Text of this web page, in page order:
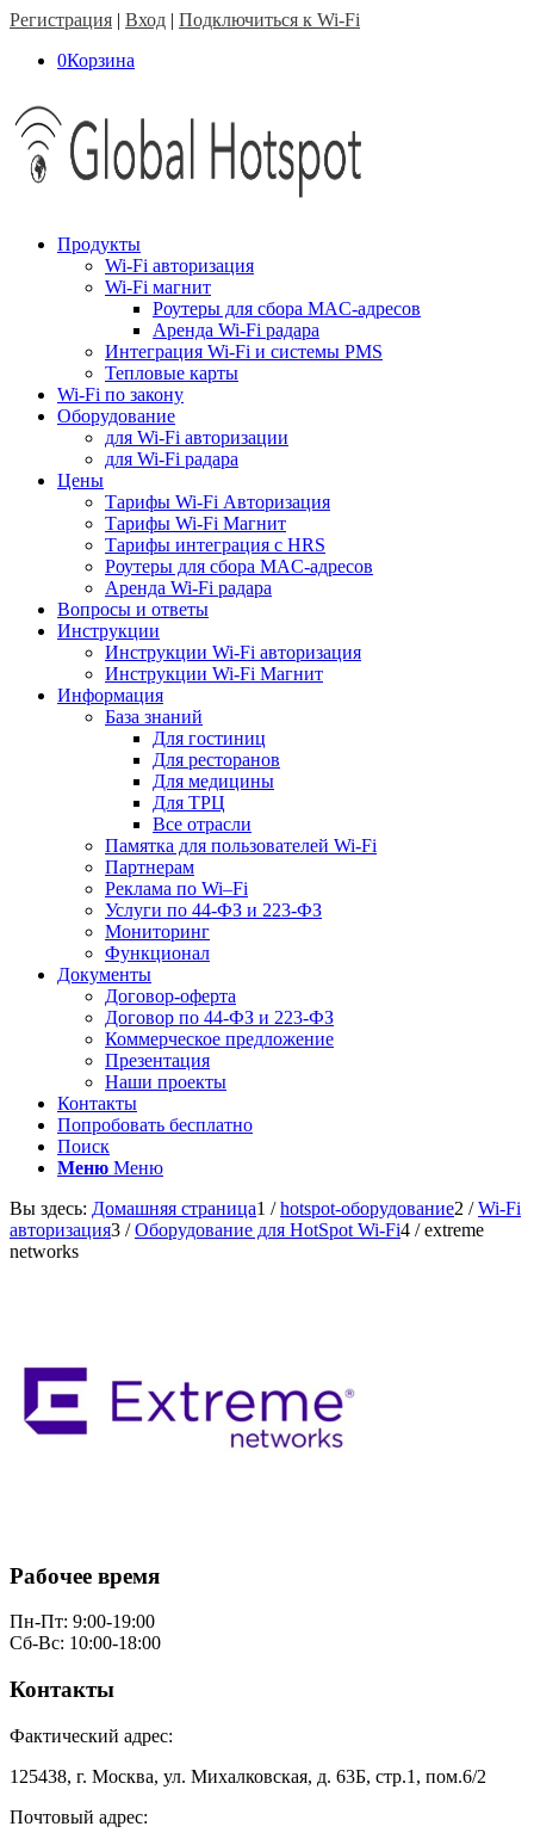
Регистрация | Вход | Подключиться к Wi-Fi
0Корзина
Продукты
Wi-Fi авторизация
Wi-Fi магнит
Роутеры для сбора MAC-адресов
Аренда Wi-Fi радара
Интеграция Wi-Fi и системы PMS
Тепловые карты
Wi-Fi по закону
Оборудование
для Wi-Fi авторизации
для Wi-Fi радара
Цены
Тарифы Wi-Fi Авторизация
Тарифы Wi-Fi Магнит
Тарифы интеграция с HRS
Роутеры для сбора MAC-адресов
Аренда Wi-Fi радара
Вопросы и ответы
Инструкции
Инструкции Wi-Fi авторизация
Инструкции Wi-Fi Магнит
Информация
База знаний
Для гостиниц
Для ресторанов
Для медицины
Для ТРЦ
Все отрасли
Памятка для пользователей Wi-Fi
Партнерам
Реклама по Wi–Fi
Услуги по 44-ФЗ и 223-ФЗ
Мониторинг
Функционал
Документы
Договор-оферта
Договор по 44-ФЗ и 223-ФЗ
Коммерческое предложение
Презентация
Наши проекты
Контакты
Попробовать бесплатно
Поиск
Меню Меню
Вы здесь: Домашняя страница1 / hotspot-оборудование2 / Wi-Fi
авторизация3 / Оборудование для HotSpot Wi-Fi4 / extreme
networks
Рабочее время
Пн-Пт: 9:00-19:00
Сб-Вс: 10:00-18:00
Контакты
Фактический адрес:
125438, г. Москва, ул. Михалковская, д. 63Б, стр.1, пом.6/2
Почтовый адрес: